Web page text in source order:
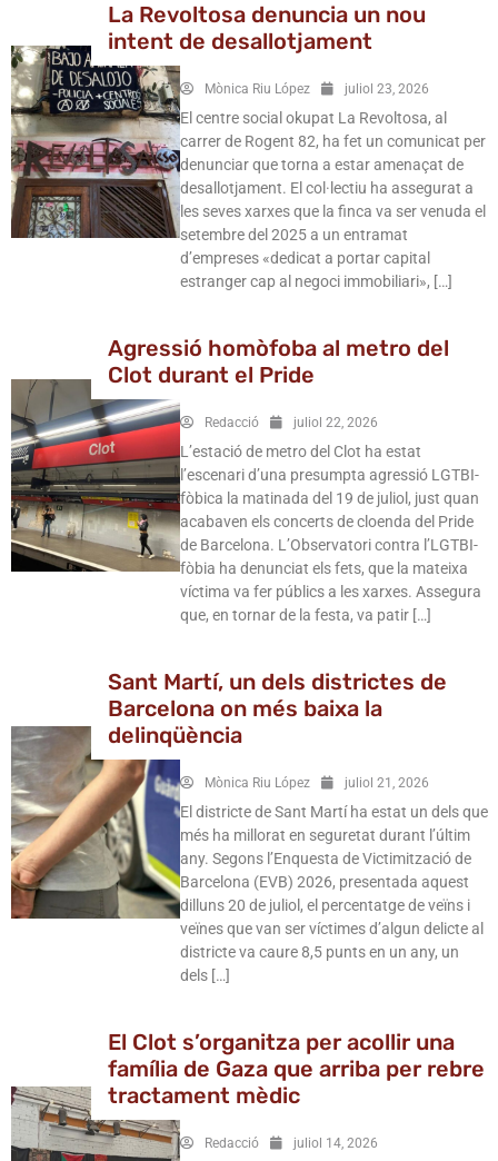
La Revoltosa denuncia un nou
intent de desallotjament
Mònica Riu López juliol 23, 2026
El centre social okupat La Revoltosa, al
carrer de Rogent 82, ha fet un comunicat per
denunciar que torna a estar amenaçat de
desallotjament. El col·lectiu ha assegurat a
les seves xarxes que la finca va ser venuda el
setembre del 2025 a un entramat
d’empreses «dedicat a portar capital
estranger cap al negoci immobiliari», […]
Agressió homòfoba al metro del
Clot durant el Pride
Redacció juliol 22, 2026
L’estació de metro del Clot ha estat
l’escenari d’una presumpta agressió LGTBI-
fòbica la matinada del 19 de juliol, just quan
acabaven els concerts de cloenda del Pride
de Barcelona. L’Observatori contra l’LGTBI-
fòbia ha denunciat els fets, que la mateixa
víctima va fer públics a les xarxes. Assegura
que, en tornar de la festa, va patir […]
Sant Martí, un dels districtes de
Barcelona on més baixa la
delinqüència
Mònica Riu López juliol 21, 2026
El districte de Sant Martí ha estat un dels que
més ha millorat en seguretat durant l’últim
any. Segons l’Enquesta de Victimització de
Barcelona (EVB) 2026, presentada aquest
dilluns 20 de juliol, el percentatge de veïns i
veïnes que van ser víctimes d’algun delicte al
districte va caure 8,5 punts en un any, un
dels […]
El Clot s’organitza per acollir una
família de Gaza que arriba per rebre
tractament mèdic
Redacció juliol 14, 2026